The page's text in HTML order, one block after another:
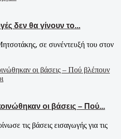
δεν θα γίνουν το...
σε συνέντευξή του στον
οι βάσεις – Πού...
τις βάσεις εισαγωγής για τις